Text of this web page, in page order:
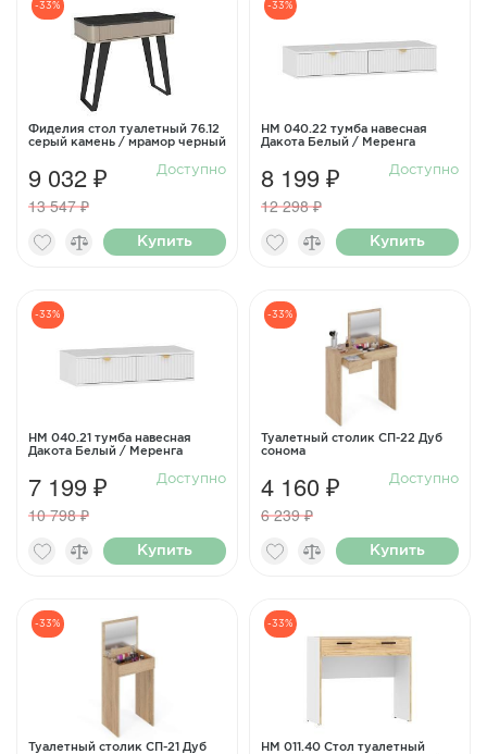
-33%
Фиделия стол туалетный 76.12
серый камень / мрамор черный
9 032 ₽
13 547 ₽
Доступно
Купить
-33%
НМ 040.22 тумба навесная
Дакота Белый / Меренга
8 199 ₽
12 298 ₽
Доступно
Купить
-33%
НМ 040.21 тумба навесная
Дакота Белый / Меренга
7 199 ₽
10 798 ₽
Доступно
Купить
-33%
Туалетный столик СП-22 Дуб
сонома
4 160 ₽
6 239 ₽
Доступно
Купить
-33%
Туалетный столик СП-21 Дуб
-33%
НМ 011.40 Стол туалетный